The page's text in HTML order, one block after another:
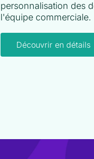
personnalisation des
l'équipe commerciale.
Découvrir en détails